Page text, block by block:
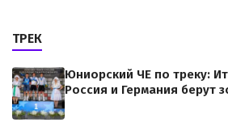
ТРЕК
Юниорский ЧЕ по треку:
Россия и Германия берут